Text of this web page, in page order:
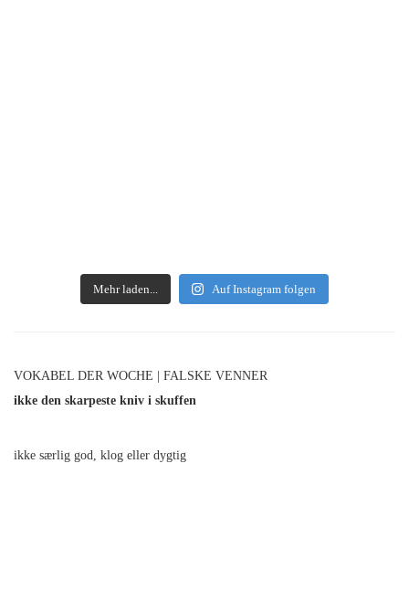
Mehr laden... Auf Instagram folgen
VOKABEL DER WOCHE | FALSKE VENNER
ikke den skarpeste kniv i skuffen
ikke særlig god, klog eller dygtig